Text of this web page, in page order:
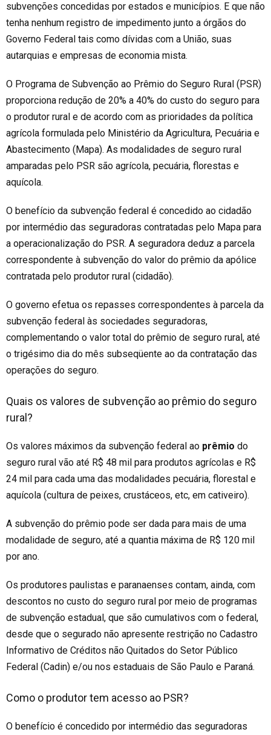
subvenções concedidas por estados e municípios. E que não
tenha nenhum registro de impedimento junto a órgãos do
Governo Federal tais como dívidas com a União, suas
autarquias e empresas de economia mista.
O Programa de Subvenção ao Prêmio do Seguro Rural (PSR)
proporciona redução de 20% a 40% do custo do seguro para
o produtor rural e de acordo com as prioridades da política
agrícola formulada pelo Ministério da Agricultura, Pecuária e
Abastecimento (Mapa). As modalidades de seguro rural
amparadas pelo PSR são agrícola, pecuária, florestas e
aquícola.
O benefício da subvenção federal é concedido ao cidadão
por intermédio das seguradoras contratadas pelo Mapa para
a operacionalização do PSR. A seguradora deduz a parcela
correspondente à subvenção do valor do prêmio da apólice
contratada pelo produtor rural (cidadão).
O governo efetua os repasses correspondentes à parcela da
subvenção federal às sociedades seguradoras,
complementando o valor total do prêmio de seguro rural, até
o trigésimo dia do mês subseqüente ao da contratação das
operações do seguro.
Quais os valores de subvenção ao prêmio do seguro
rural?
Os valores máximos da subvenção federal ao prêmio do
seguro rural vão até R$ 48 mil para produtos agrícolas e R$
24 mil para cada uma das modalidades pecuária, florestal e
aquícola (cultura de peixes, crustáceos, etc, em cativeiro).
A subvenção do prêmio pode ser dada para mais de uma
modalidade de seguro, até a quantia máxima de R$ 120 mil
por ano.
Os produtores paulistas e paranaenses contam, ainda, com
descontos no custo do seguro rural por meio de programas
de subvenção estadual, que são cumulativos com o federal,
desde que o segurado não apresente restrição no Cadastro
Informativo de Créditos não Quitados do Setor Público
Federal (Cadin) e/ou nos estaduais de São Paulo e Paraná.
Como o produtor tem acesso ao PSR?
O benefício é concedido por intermédio das seguradoras